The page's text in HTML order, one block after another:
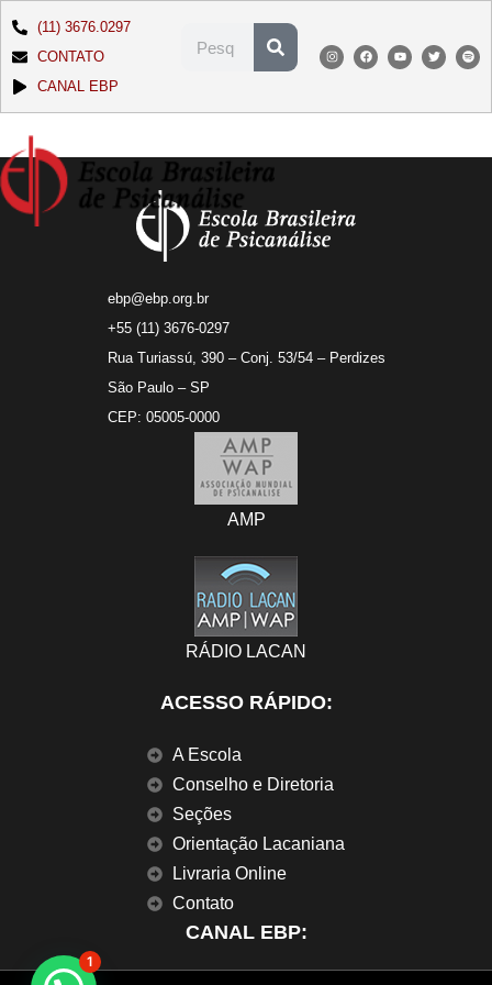
(11) 3676.0297
CONTATO
CANAL EBP
ebp@ebp.org.br
+55 (11) 3676-0297
Rua Turiassú, 390 – Conj. 53/54 – Perdizes
São Paulo – SP
CEP: 05005-0000
AMP
RÁDIO LACAN
ACESSO RÁPIDO:
A Escola
Conselho e Diretoria
Seções
Orientação Lacaniana
Livraria Online
Contato
CANAL EBP:
1